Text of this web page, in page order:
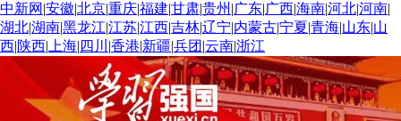
中新网 |安徽|北京|重庆|福建|甘肃|贵州 |广东|广西|海南|河北|河南|
湖北|湖南|黑龙江|江苏|江西|吉林|辽宁|内蒙古|宁夏|青海|山东|山
西|陕西| 上海| 四川 |香港|新疆|兵团 |云南|浙江